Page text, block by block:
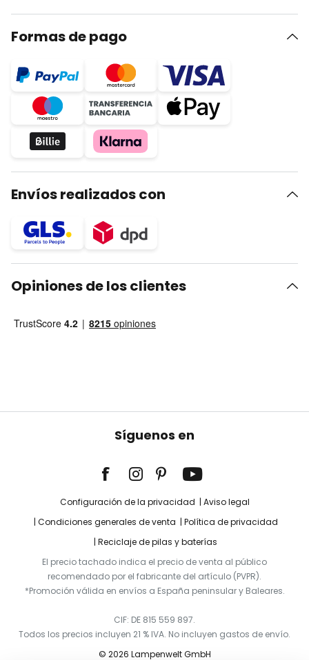
Formas de pago
Envíos realizados con
Opiniones de los clientes
Síguenos en
Configuración de la privacidad
Aviso legal
Condiciones generales de venta
Política de privacidad
Reciclaje de pilas y baterías
El precio tachado indica el precio de venta al público
recomendado por el fabricante del artículo (PVPR).
*Promoción válida en envíos a España peninsular y Baleares.
CIF: DE 815 559 897.
Todos los precios incluyen 21 % IVA. No incluyen gastos de envío.
© 2026 Lampenwelt GmbH